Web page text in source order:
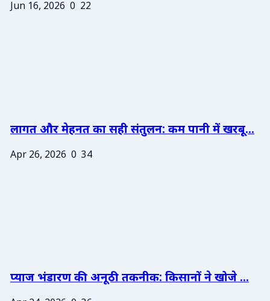
Jun 16, 2026 0 22
लागत और मेहनत का सही संतुलन: कम पानी में खरबू...
Apr 26, 2026 0 34
प्याज भंडारण की अनूठी तकनीक: किसानों ने खोजे ...